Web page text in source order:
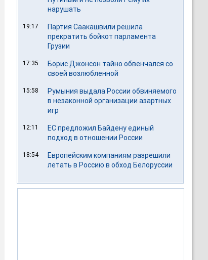
нарушать
19:17
Партия Саакашвили решила
прекратить бойкот парламента
Грузии
17:35
Борис Джонсон тайно обвенчался со
своей возлюбленной
15:58
Румыния выдала России обвиняемого
в незаконной организации азартных
игр
12:11
ЕС предложил Байдену единый
подход в отношении России
18:54
Европейским компаниям разрешили
летать в Россию в обход Белоруссии